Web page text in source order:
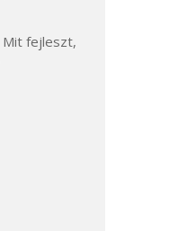
Mit fejleszt,